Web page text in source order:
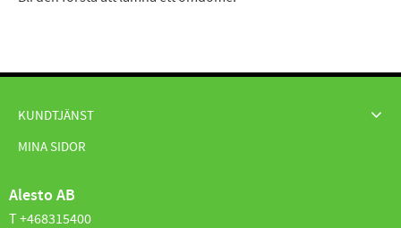
KUNDTJÄNST
MINA SIDOR
Alesto AB
T +468315400